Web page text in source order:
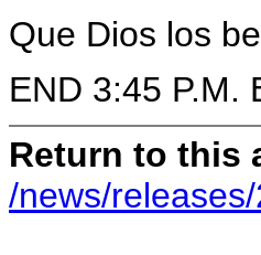
Que Dios los
END 3:45 P.M.
Return to this
/news/